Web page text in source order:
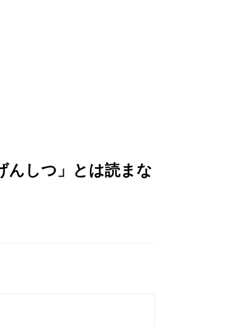
んしつ」とは読まな